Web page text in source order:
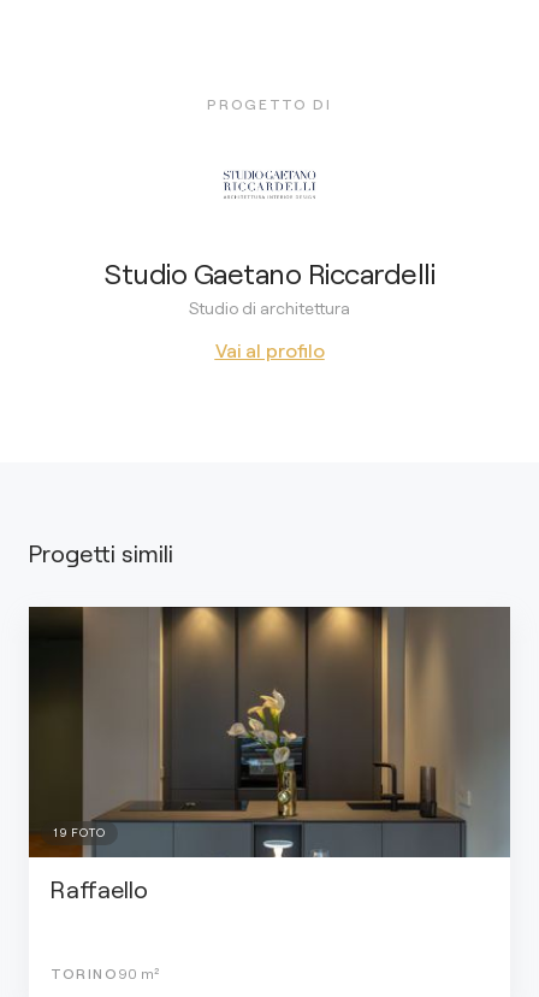
PROGETTO DI
Studio Gaetano Riccardelli
Studio di architettura
Vai al profilo
Progetti simili
19 FOTO
Raffaello
TORINO 90 m²